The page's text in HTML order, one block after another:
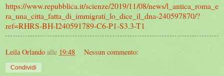
https://www.repubblica.it/scienze/2019/11/08/news/l_antica_roma_e
ra_una_citta_fatta_di_immigrati_lo_dice_il_dna-240597870/?
ref=RHRS-BH-I240591789-C6-P1-S3.3-T1
Leila Orlando alle 19:48 Nessun commento:
Condividi